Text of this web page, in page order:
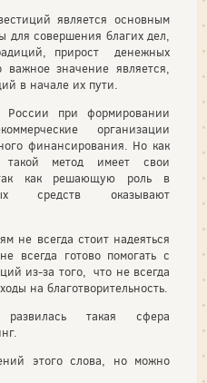
является основным
для совершения благих дел,
прирост денежных
значение является,
в начале их пути.
при формировании
организации
финансирования. Но как
такой метод имеет свои
как решающую роль в
средств оказывают
не всегда стоит надеяться
всегда готово помогать с
из-за того, что не всегда
на благотворительность.
такая сфера
этого слова, но можно